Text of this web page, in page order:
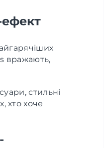
вражають,
стильні
хто хоче